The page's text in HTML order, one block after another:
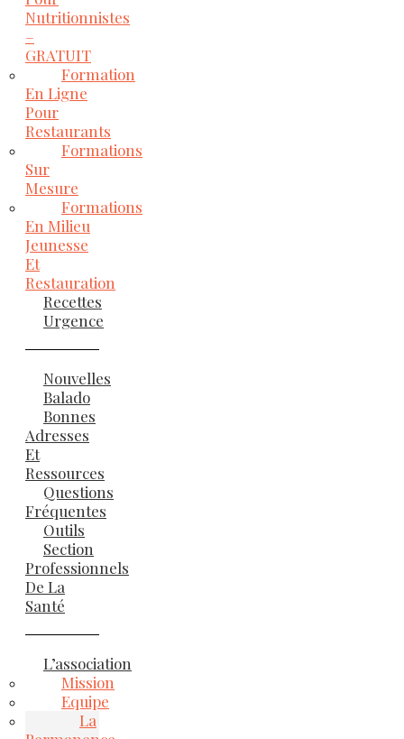
Nutritionnistes
–
GRATUIT
Formation
En Ligne
Pour
Restaurants
Formations
Sur
Mesure
Formations
En Milieu
Jeunesse
Et
Restauration
Recettes
Urgence
Nouvelles
Balado
Bonnes
Adresses
Et
Ressources
Questions
Fréquentes
Outils
Section
Professionnels
De La
Santé
L’association
Mission
Equipe
La